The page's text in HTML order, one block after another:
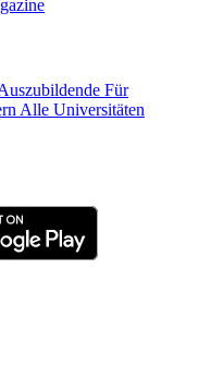
Für
Alle Universitäten